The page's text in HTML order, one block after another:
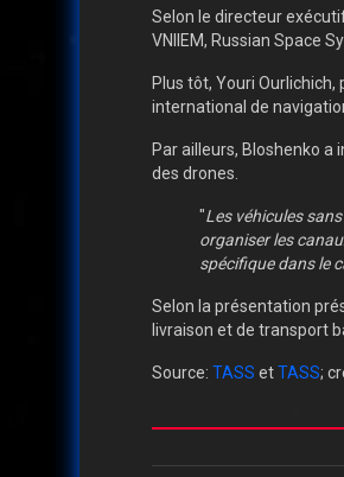
Selon le directeur
VNIIEM, Russian Space
Plus tôt, Youri
international de
Par ailleurs, Bloshenko
des drones.
"Les véhicules
organiser les
spécifique dans le
Selon la présentation
livraison et de transport
Source: TASS etTASS;